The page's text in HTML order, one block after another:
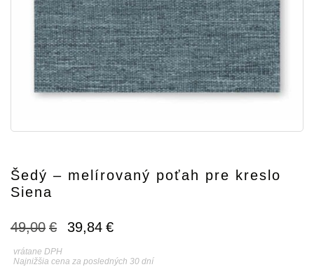
Šedý – melírovaný poťah pre kreslo
Siena
49,00 €
Pôvodná
cena
39,84 €
Aktuálna
cena
vrátane DPH
Najnižšia cena za posledných 30 dní